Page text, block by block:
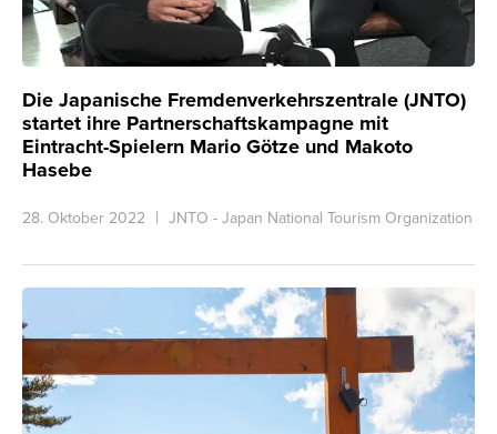
Die Japanische Fremdenverkehrszentrale (JNTO)
startet ihre Partnerschaftskampagne mit
Eintracht-Spielern Mario Götze und Makoto
Hasebe
28. Oktober 2022 JNTO - Japan National Tourism Organization